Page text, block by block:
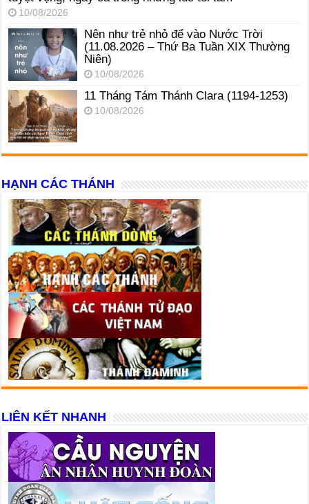
10/08/2026
Nên như trẻ nhỏ để vào Nước Trời
(11.08.2026 – Thứ Ba Tuần XIX Thường
Niên)
10/08/2026
11 Tháng Tám Thánh Clara (1194-1253)
10/08/2026
HẠNH CÁC THÁNH
LIÊN KẾT NHANH